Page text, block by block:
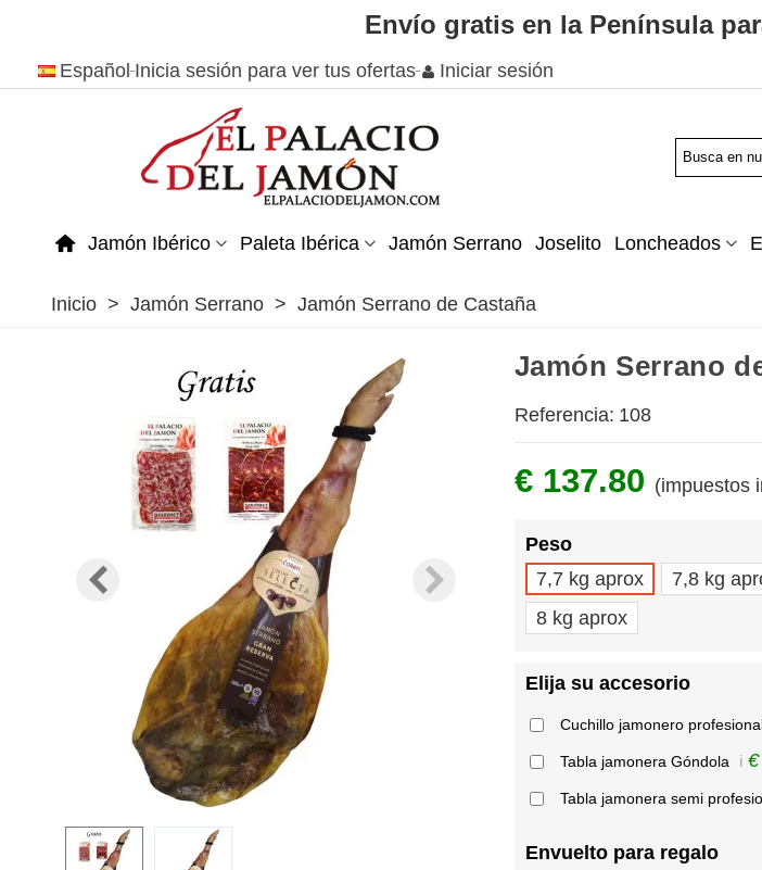
Envío gratis en la Península
Español Inicia sesión para ver tus ofertas Iniciar sesión
Jamón Ibérico Paleta Ibérica Jamón Serrano Joselito Loncheados
Inicio > Jamón Serrano > Jamón Serrano de Castaña
Jamón Serrano
Referencia: 108
€ 137.80 (impuestos
Peso
7,7 kg aprox
7,8 kg
8 kg aprox
Elija su accesorio
Cuchillo jamonero
Tabla jamonera Góndola ℹ️
Tabla jamonera semi
Envuelto para regalo